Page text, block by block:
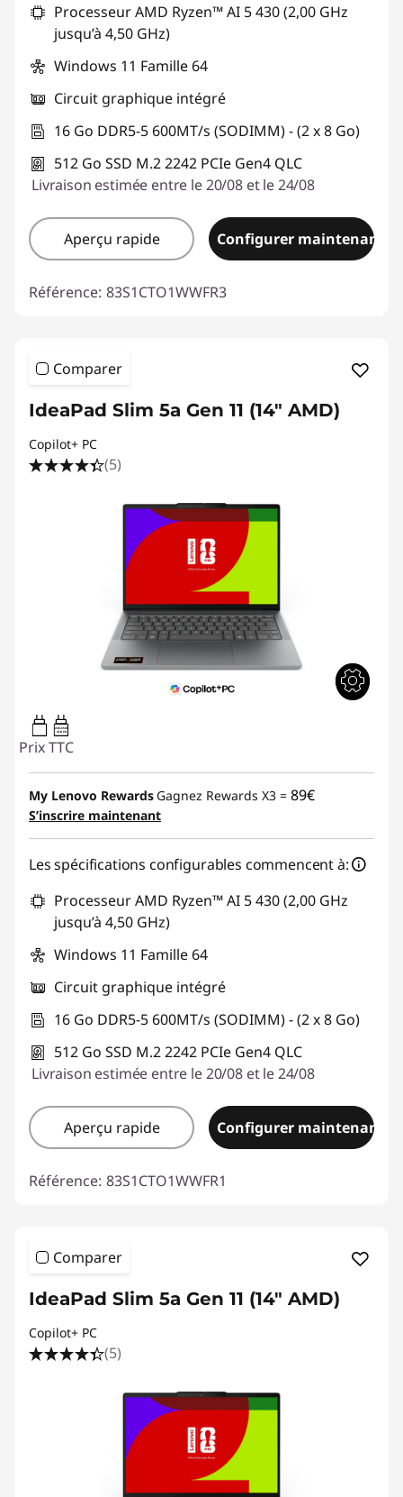
Processeur AMD Ryzen™ AI 5 430 (2,00 GHz
jusqu’à 4,50 GHz)
Windows 11 Famille 64
Circuit graphique intégré
16 Go DDR5-5 600MT/s (SODIMM) - (2 x 8 Go)
512 Go SSD M.2 2242 PCIe Gen4 QLC
Livraison estimée entre le 20/08 et le 24/08
Aperçu rapide Configurer maintenant
Référence: 83S1CTO1WWFR3
Comparer
IdeaPad Slim 5a Gen 11 (14" AMD)
Copilot+ PC
(5)
45W-65W
USB PD
Prix TTC
My Lenovo Rewards Gagnez Rewards X3 = 89€
S’inscrire maintenant
Les spécifications configurables commencent à:
Processeur AMD Ryzen™ AI 5 430 (2,00 GHz
jusqu’à 4,50 GHz)
Windows 11 Famille 64
Circuit graphique intégré
16 Go DDR5-5 600MT/s (SODIMM) - (2 x 8 Go)
512 Go SSD M.2 2242 PCIe Gen4 QLC
Livraison estimée entre le 20/08 et le 24/08
Aperçu rapide Configurer maintenant
Référence: 83S1CTO1WWFR1
Comparer
IdeaPad Slim 5a Gen 11 (14" AMD)
Copilot+ PC
(5)